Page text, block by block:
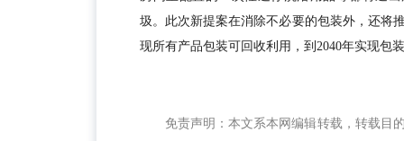
圾。此次新提案在消除不必要的包装外，还将
现所有产品包装可回收利用，到2040年实现包
免责声明：本文系本网编辑转载，转载目